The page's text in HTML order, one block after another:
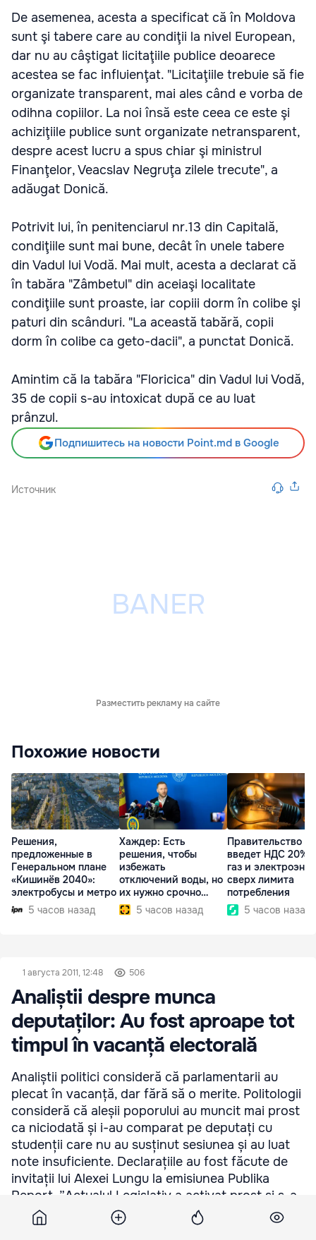
De asemenea, acesta a specificat că în Moldova
sunt şi tabere care au condiţii la nivel European,
dar nu au câştigat licitaţiile publice deoarece
acestea se fac influienţat. "Licitaţiile trebuie să fie
organizate transparent, mai ales când e vorba de
odihna copiilor. La noi însă este ceea ce este şi
achiziţiile publice sunt organizate netransparent,
despre acest lucru a spus chiar şi ministrul
Finanţelor, Veacslav Negruţa zilele trecute", a
adăugat Donică.
Potrivit lui, în penitenciarul nr.13 din Capitală,
condiţiile sunt mai bune, decât în unele tabere
din Vadul lui Vodă. Mai mult, acesta a declarat că
în tabăra "Zâmbetul" din aceiaşi localitate
condiţiile sunt proaste, iar copiii dorm în colibe şi
paturi din scânduri. "La această tabără, copii
dorm în colibe ca geto-dacii", a punctat Donică.
Amintim că la tabăra "Floricica" din Vadul lui Vodă,
35 de copii s-au intoxicat după ce au luat
prânzul.
Подпишитесь на новости Point.md в Google
Источник
Разместить рекламу на сайте
Похожие новости
Решения,
предложенные в
Генеральном плане
«Кишинёв 2040»:
электробусы и метро
5 часов назад
Хаждер: Есть
решения, чтобы
избежать
отключений воды, но
их нужно срочно
внедрить
5 часов назад
Правительство
введет НДС 20%
газ и
сверх лимита
потребления
5 часов назад
1 августа 2011, 12:48 506
Analiștii despre munca
deputaților: Au fost aproape tot
timpul în vacanță electorală
Analiștii politici consideră că parlamentarii au
plecat în vacanță, dar fără să o merite. Politologii
consideră că aleșii poporului au muncit mai prost
ca niciodată și i-au comparat pe deputați cu
studenții care nu au susținut sesiunea și au luat
note insuficiente. Declarațiile au fost făcute de
invitații lui Alexei Lungu la emisiunea Publika
Report. ”Actualul Legislativ a activat prost și s-a
aflat în vacanță electorală și negocieri aproape
tot timpul. Consider că deputații, care au dat ...